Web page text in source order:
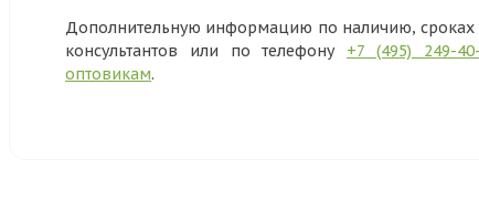
Дополнительную информацию по наличию, сроках
консультантов или по телефону +7 (495) 249-
оптовикам.